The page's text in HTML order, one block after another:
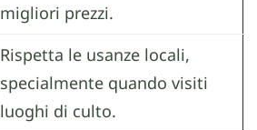
migliori prezzi.
Rispetta le usanze locali,
specialmente quando visiti
luoghi di culto.